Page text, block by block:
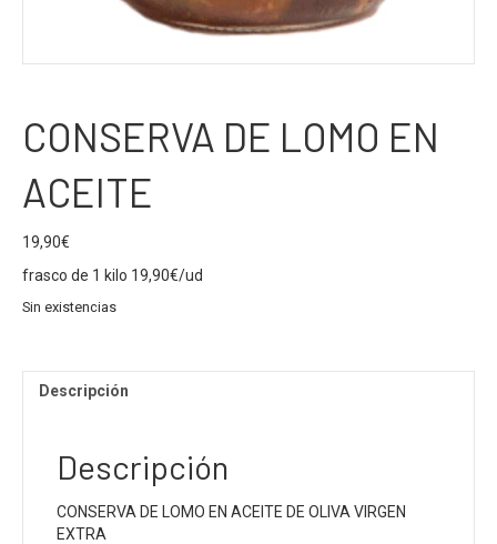
CONSERVA DE LOMO EN
ACEITE
19,90€
frasco de 1 kilo 19,90€/ud
Sin existencias
Descripción
Descripción
CONSERVA DE LOMO EN ACEITE DE OLIVA VIRGEN
EXTRA